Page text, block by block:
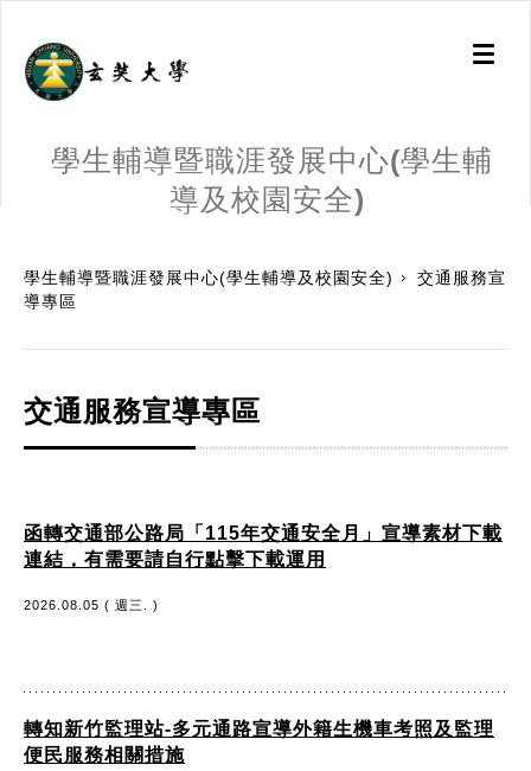
Toggle
學生輔導暨職涯發展中心(學生輔
導及校園安全)
學生輔導暨職涯發展中心(學生輔導及校園安全)
交通服務宣
導專區
交通服務宣導專區
函轉交通部公路局「115年交通安全月」宣導素材下載
連結，有需要請自行點擊下載運用
2026.08.05 ( 週三. )
轉知新竹監理站-多元通路宣導外籍生機車考照及監理
便民服務相關措施